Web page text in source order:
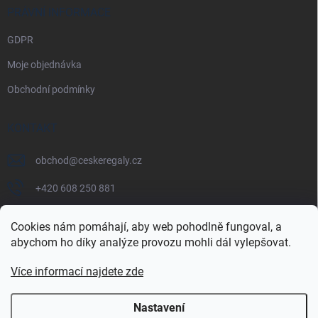
Cookies nám pomáhají, aby web pohodlně fungoval, a
abychom ho díky analýze provozu mohli dál vylepšovat.
Více informací najdete zde
Nastavení
PRÁVNÍ INFORMACE
GDPR
Moje objednávka
Obchodní podmínky
KONTAKT
obchod@ceskeregaly.cz
+420 608 250 881